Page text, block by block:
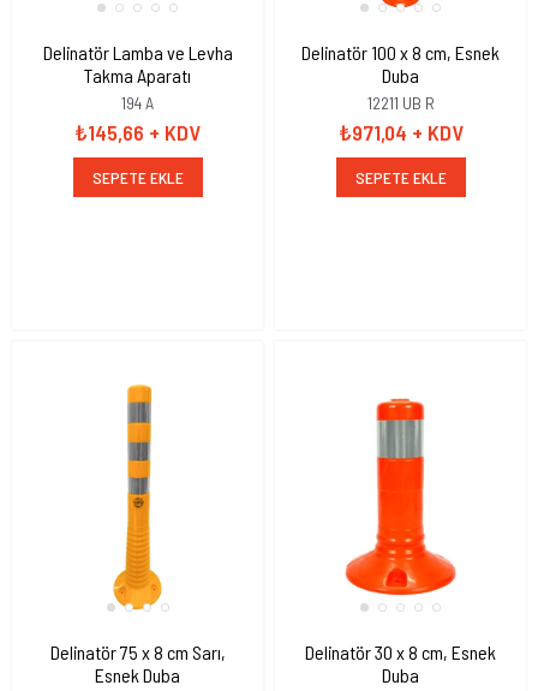
Delinatör Lamba ve Levha
Takma Aparatı
194 A
₺145,66 + KDV
SEPETE EKLE
Delinatör 100 x 8 cm, Esnek
Duba
12211 UB R
₺971,04 + KDV
SEPETE EKLE
Delinatör 75 x 8 cm Sarı,
Esnek Duba
Delinatör 30 x 8 cm, Esnek
Duba